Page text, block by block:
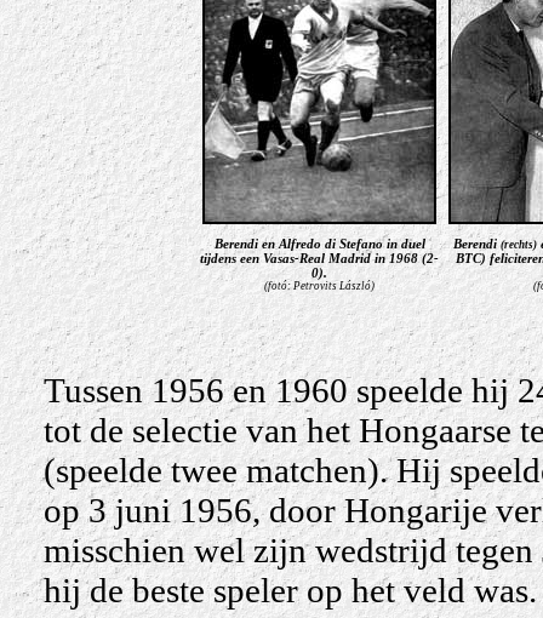
Berendi en Alfredo di Stefano in duel
tijdens een Vasas-Real Madrid in 1968 (2-
0).
(fotó: Petrovits László)
Berendi (rechts)
BTC)
Tussen 1956 en 1960 speelde hij
tot de selectie van het Hongaarse
(speelde twee matchen). Hij
op 3 juni 1956, door Hongarije
misschien wel zijn wedstrijd
hij de beste speler op het veld